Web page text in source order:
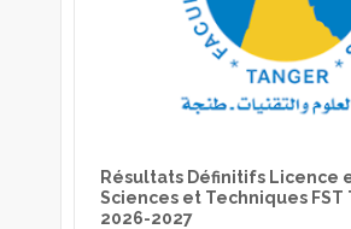
Résultats Définitifs Licence
Sciences et Techniques FST
2026-2027